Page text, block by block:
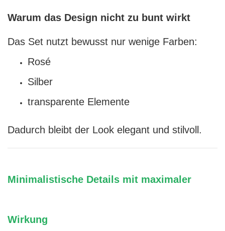
Warum das Design nicht zu bunt wirkt
Das Set nutzt bewusst nur wenige Farben:
Rosé
Silber
transparente Elemente
Dadurch bleibt der Look elegant und stilvoll.
Minimalistische Details mit maximaler
Wirkung